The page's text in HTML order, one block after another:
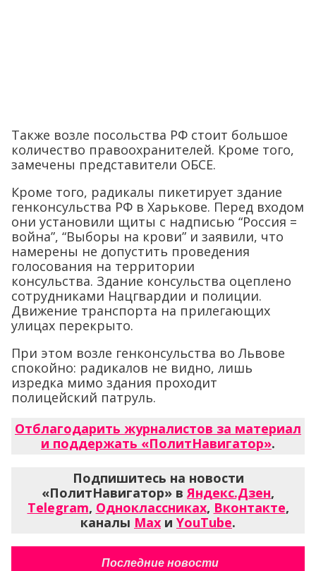
Также возле посольства РФ стоит большое
количество правоохранителей. Кроме того,
замечены представители ОБСЕ.
Кроме того, радикалы пикетирует здание
генконсульства РФ в Харькове. Перед входом
они установили щиты с надписью “Россия =
война”, “Выборы на крови” и заявили, что
намерены не допустить проведения
голосования на территории
консульства. Здание консульства оцеплено
сотрудниками Нацгвардии и полиции.
Движение транспорта на прилегающих
улицах перекрыто.
При этом возле генконсульства во Львове
спокойно: радикалов не видно, лишь
изредка мимо здания проходит
полицейский патруль.
Отблагодарить журналистов за материал
и поддержать «ПолитНавигатор».
Подпишитесь на новости
«ПолитНавигатор» в Яндекс.Дзен,
Telegram, Одноклассниках, Вконтакте,
каналы Max и YouTube.
Последние новости